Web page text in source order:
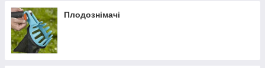
Плодознімачі